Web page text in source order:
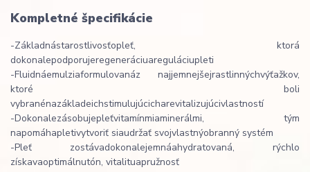
Kompletné špecifikácie
-Základnástarostlivosťopleť, ktorá
dokonalepodporujeregeneráciuareguláciupleti
-Fluidnáemulziaformulovanáz najjemnejšejrastlinnýchvýťažkov,
ktoré boli
vybranénazákladeichstimulujúcicharevitalizujúcivlastností
-Dokonalezásobujepleťvitamínmiaminerálmi, tým
napomáhapletivytvoriť siaudržať svojvlastnýobranný systém
-Pleť zostávadokonalejemnáahydratovaná, rýchlo
získavaoptimálnutón, vitalituapružnosť